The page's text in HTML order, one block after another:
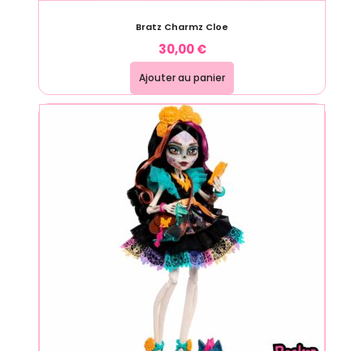
Bratz Charmz Cloe
30,00€
Ajouter au panier